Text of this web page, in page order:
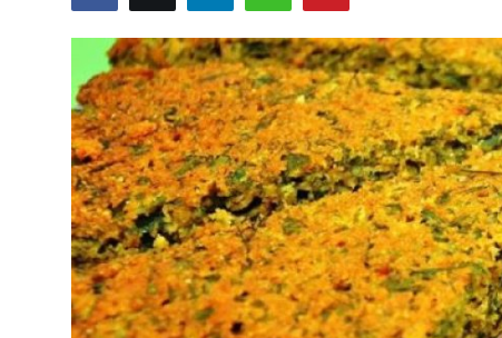
Mekan & Lezzet Rotaları
Temel Gıda ve Ürün Rehberleri
İçecek Kültürü & Barista
Yöresel Tarifler & Ev Yemekleri
Gıda Güvenliği & Sağlık
İçecek Kültürü & Rehberleri
Popüler Kültür & Mutfak Tarihi